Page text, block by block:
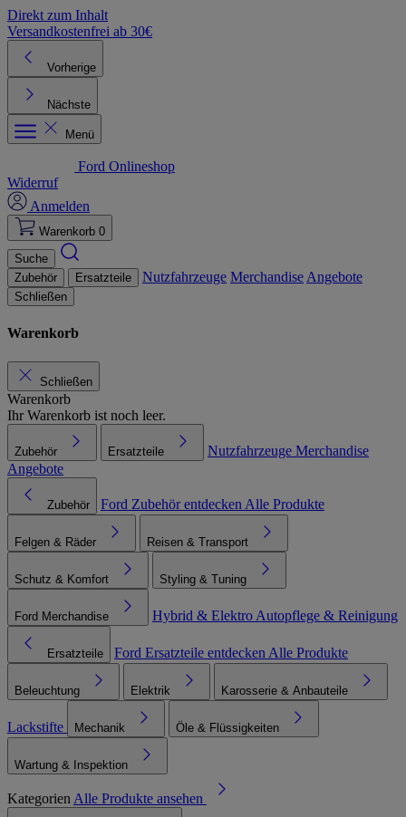
Direkt zum Inhalt
Versandkostenfrei ab 30€
Vorherige
Nächste
Menü
Ford Onlineshop
Widerruf
Anmelden
Warenkorb 0
Suche
Zubehör
Ersatzteile Nutzfahrzeuge Merchandise Angebote
Schließen
Warenkorb
Schließen
Warenkorb
Ihr Warenkorb ist noch leer.
Zubehör Ersatzteile Nutzfahrzeuge Merchandise
Angebote
Zubehör Ford Zubehör entdecken Alle Produkte
Felgen & Räder Reisen & Transport
Schutz & Komfort Styling & Tuning
Ford Merchandise Hybrid & Elektro Autopflege & Reinigung
Ersatzteile Ford Ersatzteile entdecken Alle Produkte
Beleuchtung Elektrik Karosserie & Anbauteile
Lackstifte Mechanik Öle & Flüssigkeiten
Wartung & Inspektion
Kategorien Alle Produkte ansehen